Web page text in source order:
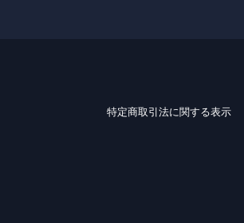
特定商取引法に関する表示